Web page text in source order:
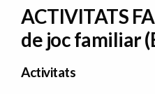
ACTIVITATS
de joc familiar
Activitats